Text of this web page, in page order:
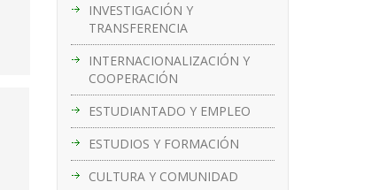
INVESTIGACIÓN Y
TRANSFERENCIA
INTERNACIONALIZACIÓN Y
COOPERACIÓN
ESTUDIANTADO Y EMPLEO
ESTUDIOS Y FORMACIÓN
CULTURA Y COMUNIDAD